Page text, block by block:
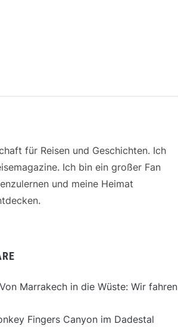
für Reisen und Geschichten. Ich
Ich bin ein großer Fan
und meine Heimat
Von Marrakech in die Wüste: Wir fahren
Fingers Canyon im Dadestal